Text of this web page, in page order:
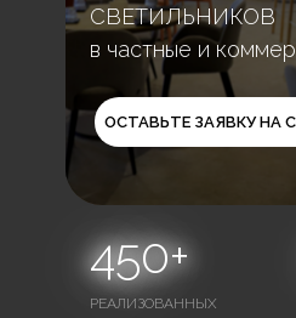
450+
РЕАЛИЗОВАННЫХ
СВЕТИЛЬНИКОВ
в частные и
ОСТАВЬТЕ ЗАЯВКУ НА